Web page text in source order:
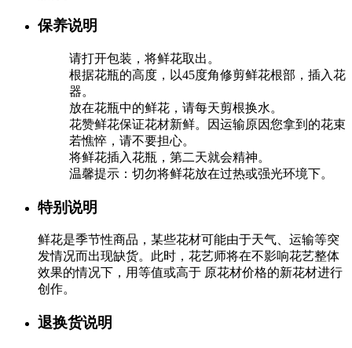
保养说明
请打开包装，将鲜花取出。
根据花瓶的高度，以45度角修剪鲜花根部，插入花
器。
放在花瓶中的鲜花，请每天剪根换水。
花赞鲜花保证花材新鲜。因运输原因您拿到的花束
若憔悴，请不要担心。
将鲜花插入花瓶，第二天就会精神。
温馨提示：切勿将鲜花放在过热或强光环境下。
特别说明
鲜花是季节性商品，某些花材可能由于天气、运输等突
发情况而出现缺货。此时，花艺师将在不影响花艺整体
效果的情况下，用等值或高于 原花材价格的新花材进行
创作。
退换货说明